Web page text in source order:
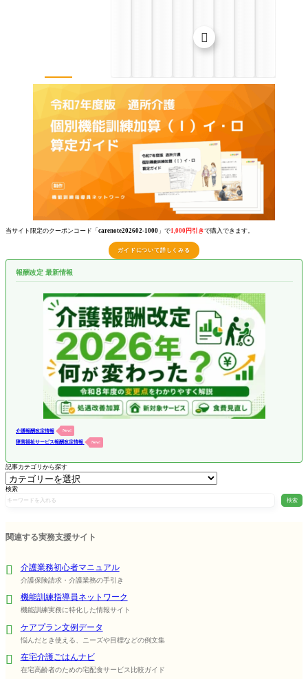
当サイト限定のクーポンコード「 carenote202602-1000 」で1,000円引きで購入できます。
ガイドについて詳しくみる
報酬改定 最新情報
介護報酬改定情報 New!
障害福祉サービス報酬改定情報 New!
記事カテゴリから探す
検索
検索

関連する実務支援サイト
介護業務初心者マニュアル
介護保険請求・介護業務の手引き
機能訓練指導員ネットワーク
機能訓練実務に特化した情報サイト
ケアプラン文例データ
悩んだとき使える、ニーズや目標などの例文集
在宅介護ごはんナビ
在宅高齢者のための宅配食サービス比較ガイド